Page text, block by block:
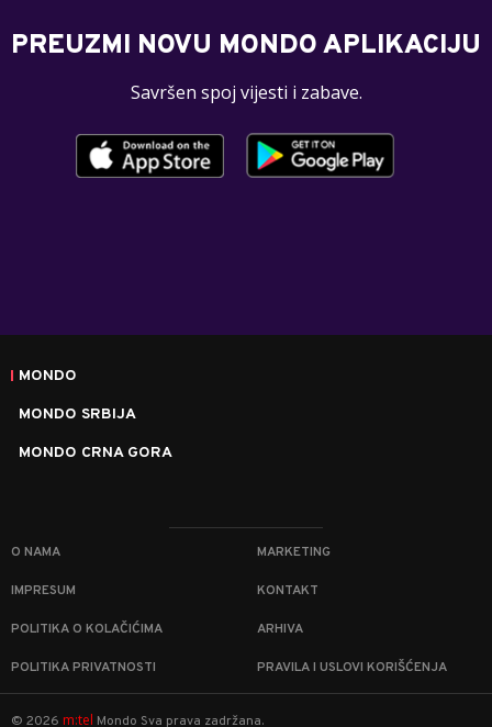
PREUZMI NOVU MONDO APLIKACIJU
Savršen spoj vijesti i zabave.
MONDO
MONDO SRBIJA
MONDO CRNA GORA
O NAMA MARKETING
IMPRESUM KONTAKT
POLITIKA O KOLAČIĆIMA ARHIVA
POLITIKA PRIVATNOSTI PRAVILA I USLOVI KORIŠĆENJA
© 2026 m:tel Mondo Sva prava zadržana.